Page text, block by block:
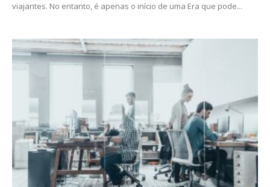
viajantes. No entanto, é apenas o início de uma Era que pode...